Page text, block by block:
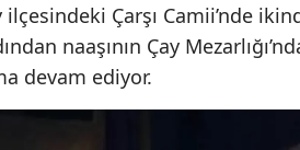
ilçesindeki Çarşı Camii’nde
naaşının Çay
devam ediyor.